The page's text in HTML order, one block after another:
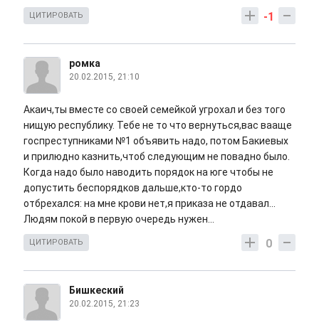
-1
ЦИТИРОВАТЬ
ромка
20.02.2015, 21:10
Акаич,ты вместе со своей семейкой угрохал и без того
нищую республику. Тебе не то что вернуться,вас вааще
госпреступниками №1 объявить надо, потом Бакиевых
и прилюдно казнить,чтоб следующим не повадно было.
Когда надо было наводить порядок на юге чтобы не
допустить беспорядков дальше,кто-то гордо
отбрехался: на мне крови нет,я приказа не отдавал...
Людям покой в первую очередь нужен...
0
ЦИТИРОВАТЬ
Бишкеский
20.02.2015, 21:23